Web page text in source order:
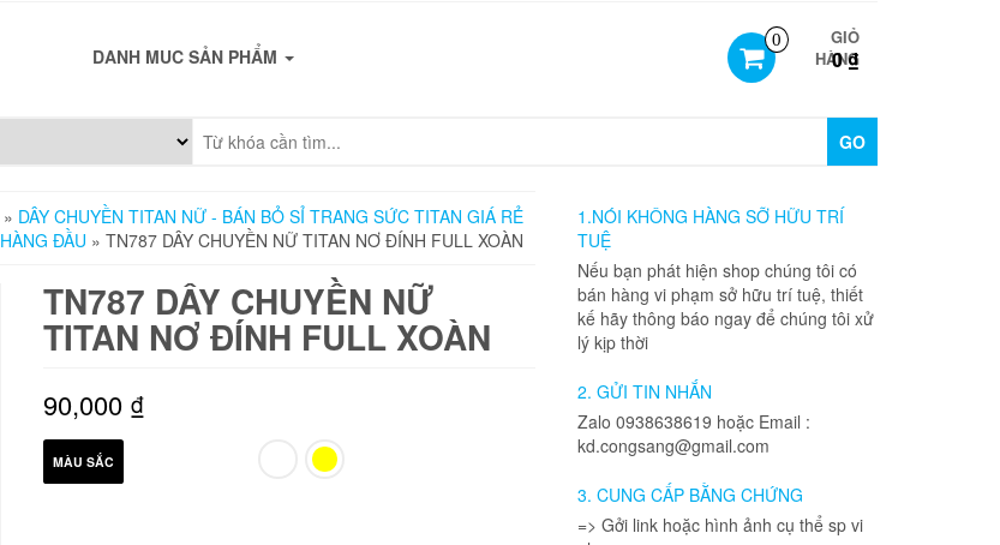
0
GIỎ
HÀNG
0 ₫
DANH MUC SẢN PHẨM
GO
» DÂY CHUYỀN TITAN NỮ - BÁN BỎ SỈ TRANG SỨC TITAN GIÁ RẺ
HÀNG ĐẦU » TN787 DÂY CHUYỀN NỮ TITAN NƠ ĐÍNH FULL XOÀN
TN787 DÂY CHUYỀN NỮ
TITAN NƠ ĐÍNH FULL XOÀN
90,000 ₫
MÀU SẮC
1.NÓI KHÔNG HÀNG SỠ HỮU TRÍ
TUỆ
Nếu bạn phát hiện shop chúng tôi có
bán hàng vi phạm sở hữu trí tuệ, thiết
kế hãy thông báo ngay để chúng tôi xử
lý kịp thời
2. GỬI TIN NHẮN
Zalo 0938638619 hoặc Email :
kd.congsang@gmail.com
3. CUNG CẤP BẰNG CHỨNG
=> Gởi link hoặc hình ảnh cụ thể sp vi